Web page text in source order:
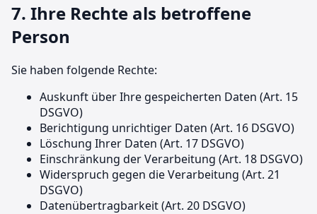
7. Ihre Rechte als betroffene
Person
Sie haben folgende Rechte:
Auskunft über Ihre gespeicherten Daten (Art. 15
DSGVO)
Berichtigung unrichtiger Daten (Art. 16 DSGVO)
Löschung Ihrer Daten (Art. 17 DSGVO)
Einschränkung der Verarbeitung (Art. 18 DSGVO)
Widerspruch gegen die Verarbeitung (Art. 21
DSGVO)
Datenübertragbarkeit (Art. 20 DSGVO)